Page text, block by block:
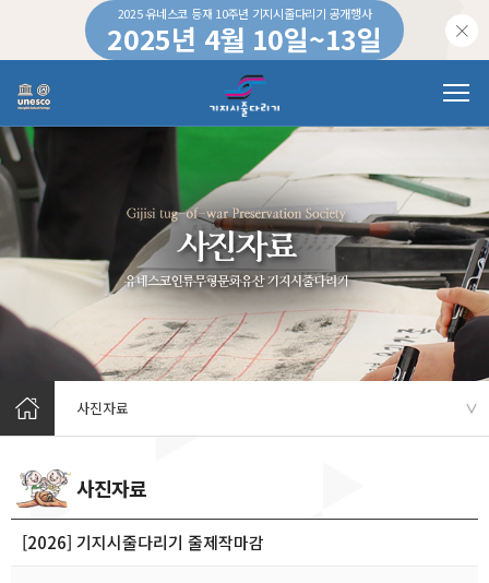
2025 유네스코 등재 10주년 기지시줄다리기 공개행사
2025년 4월 10일~13일
하루 동안 이 창을 열지 않습니다.
사진자료 ∨
사진자료
[2026] 기지시줄다리기 줄제작마감